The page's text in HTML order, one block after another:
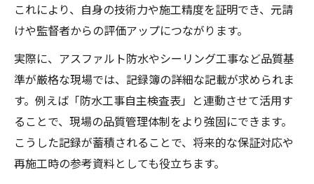
これにより、自身の技術力や施工精度を証明でき、元請
けや監督者からの評価アップにつながります。
実際に、アスファルト防水やシーリング工事など品質基
準が厳格な現場では、記録簿の詳細な記載が求められま
す。例えば「防水工事自主検査表」と連動させて活用す
ることで、現場の品質管理体制をより強固にできます。
こうした記録が蓄積されることで、将来的な保証対応や
再施工時の参考資料としても役立ちます。